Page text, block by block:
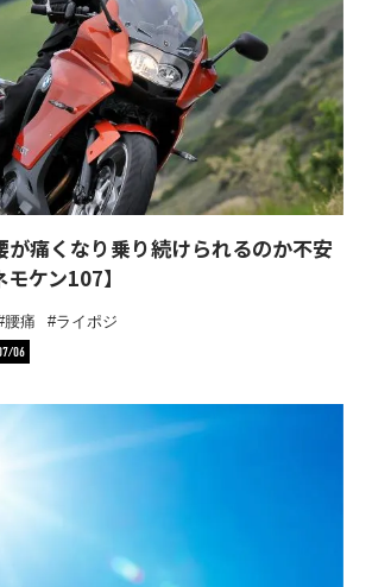
が痛くなり乗り続けられるのか不安
ケン107】
腰痛
ライポジ
06